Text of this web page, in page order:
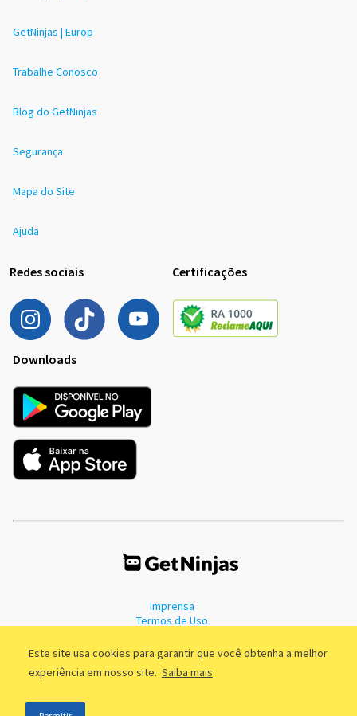
Este site usa cookies para garantir que você obtenha a melhor
experiência em nosso site. Saiba mais
GetNinjas | Europ
Trabalhe Conosco
Blog do GetNinjas
Segurança
Mapa do Site
Ajuda
Redes sociais Certificações
Downloads
Imprensa
Termos de Uso
©2011 - 2026, GetNinjas LTDA. CNPJ 55.744.877/0001-89 - Rua Dr.